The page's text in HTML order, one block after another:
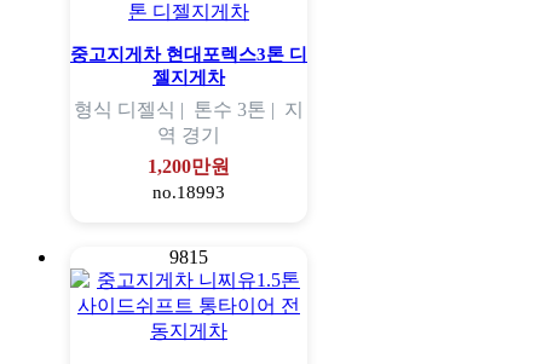
중고지게차 현대포렉스3톤 디
젤지게차
형식 디젤식 | 톤수 3톤 | 지
역 경기
1,200만원
no.18993
9815